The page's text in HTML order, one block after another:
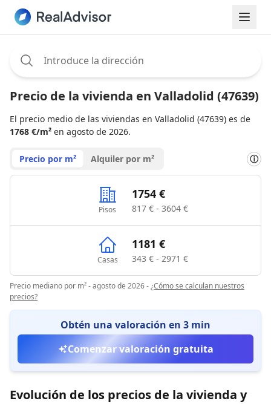
Precio de la vivienda en Valladolid (47639)
El precio medio de las viviendas en Valladolid (47639) es de
1768 €/m² en agosto de 2026.
Precio por m² Alquiler por m² ⓘ
Pisos
1754 €
817 € - 3604 €
Casas
1181 €
343 € - 2971 €
Precio mediano por m² - agosto de 2026-¿Cómo se calculan nuestros
precios?
Obtén una valoración en 3 min
Comenzar valoración gratuita
Evolución de los precios de la vivienda y